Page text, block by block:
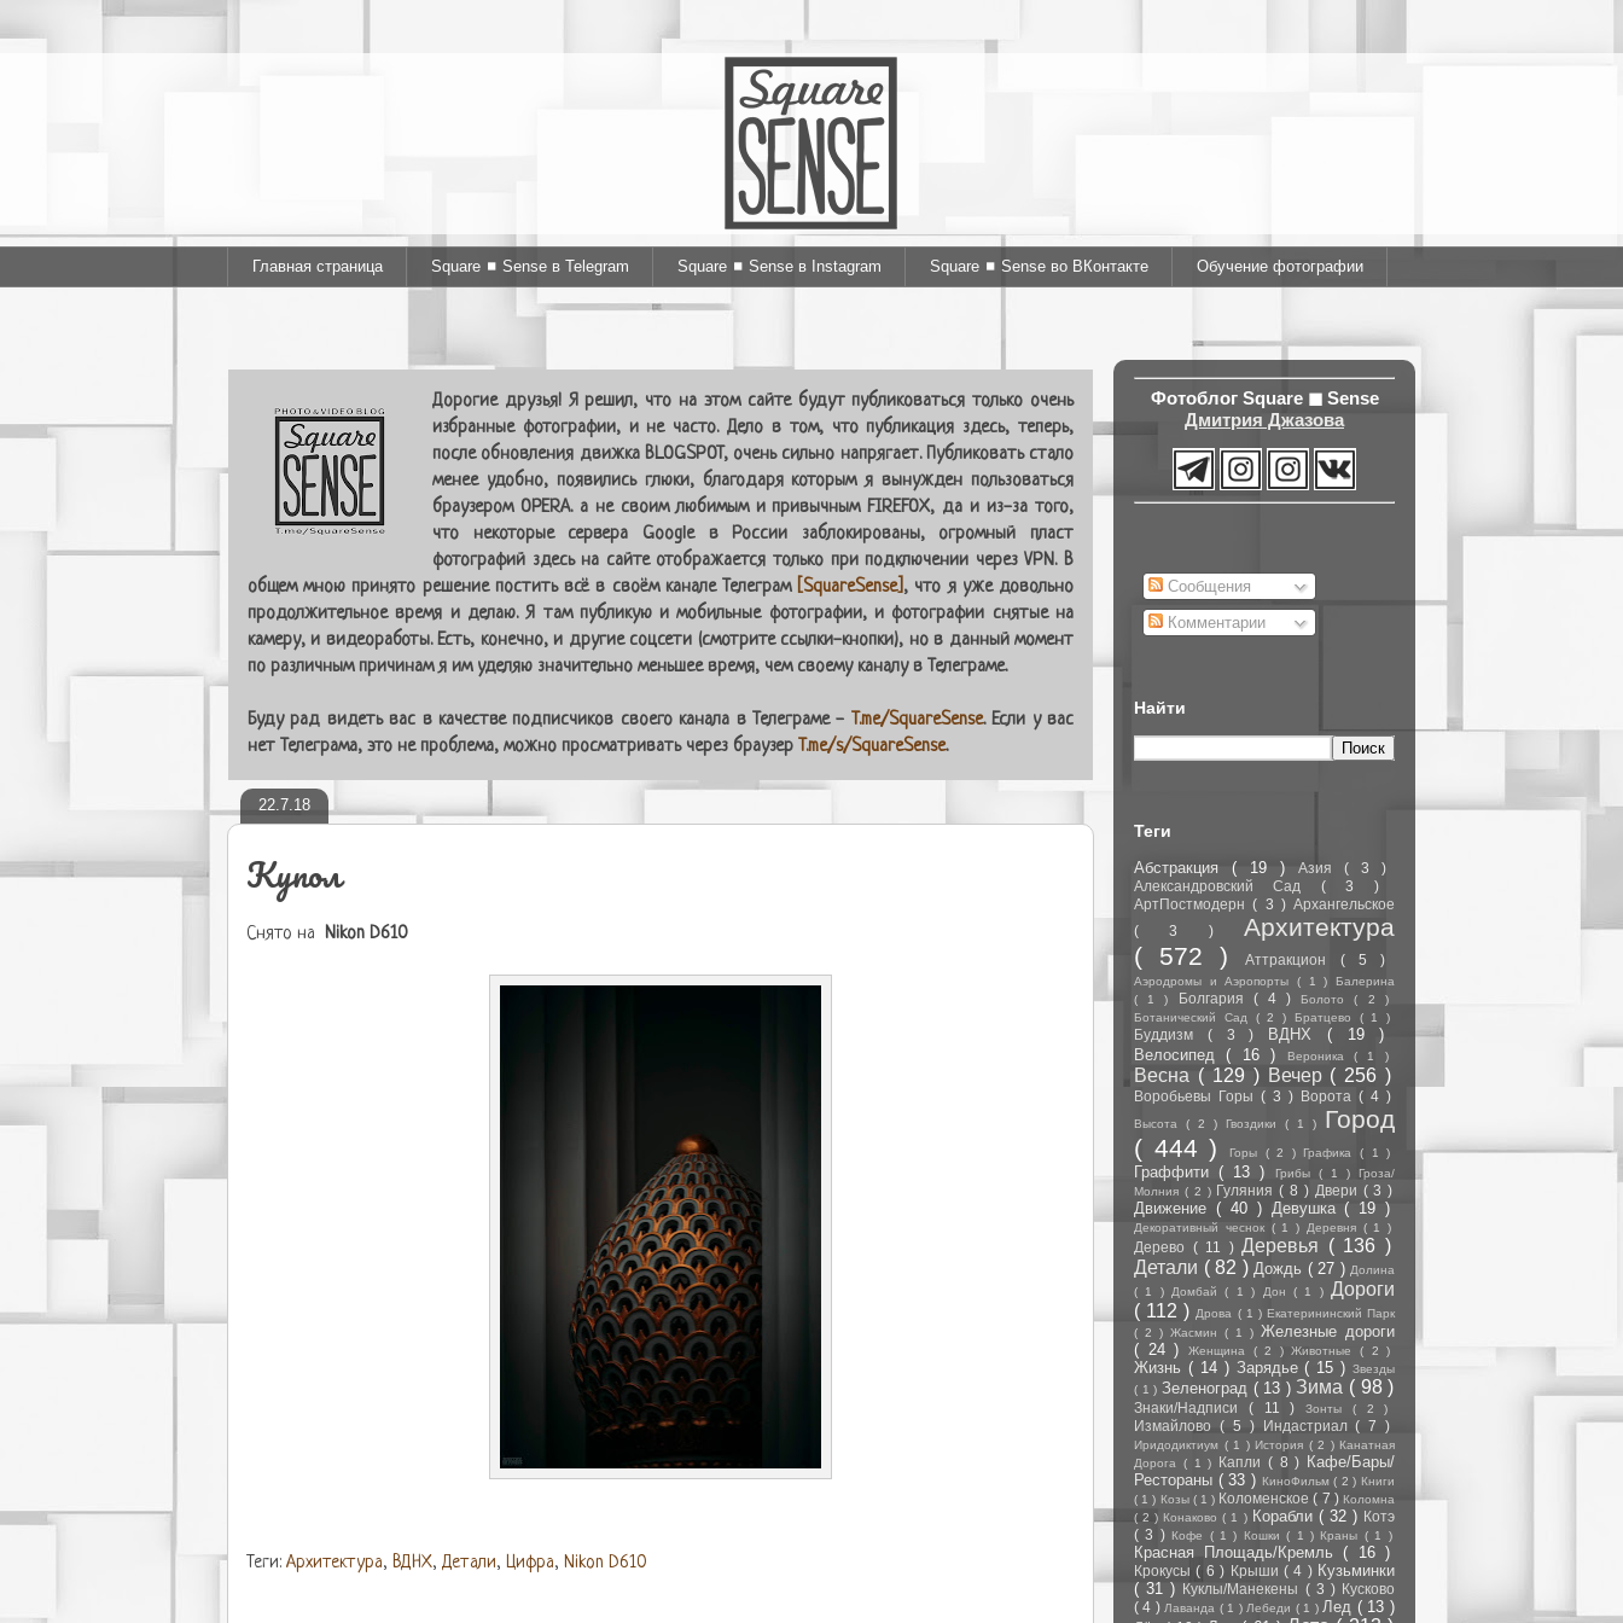
Главная страница Square ◼ Sense в Telegram Square ◼ Sense в Instagram Square ◼ Sense во ВКонтакте Обучение фотографии
Дорогие друзья! Я решил, что на этом сайте будут публиковаться только очень
избранные фотографии, и не часто. Дело в том, что публикация здесь, теперь,
после обновления движка BLOGSPOT, очень сильно напрягает. Публиковать стало
менее удобно, появились глюки, благодаря которым я вынужден пользоваться
браузером OPERA. а не своим любимым и привычным FIREFOX, да и из-за того,
что некоторые сервера Google в России заблокированы, огромный пласт
фотографий здесь на сайте отображается только при подключении через VPN. В
общем мною принято решение постить всё в своём канале Телеграм [SquareSense], что я уже довольно
продолжительное время и делаю. Я там публикую и мобильные фотографии, и фотографии снятые на
камеру, и видеоработы. Есть, конечно, и другие соцсети (смотрите ссылки-кнопки), но в данный момент
по различным причинам я им уделяю значительно меньшее время, чем своему каналу в Телеграме.
Буду рад видеть вас в качестве подписчиков своего канала в Телеграме - T.me/SquareSense. Если у вас
нет Телеграма, это не проблема, можно просматривать через браузер T.me/s/SquareSense.
22.7.18
Купол
Снято на Nikon D610
Теги: Архитектура, ВДНХ, Детали, Цифра, Nikon D610
Фотоблог Square ◼ Sense
Дмитрия Джазова
Сообщения
Комментарии
Найти
Теги
Абстракция ( 19 ) Азия ( 3 )
Александровский Сад ( 3 )
АртПостмодерн( 3 ) Архангельское
( 3 ) Архитектура
( 572 )Аттракцион ( 5 )
Аэродромы и Аэропорты ( 1 ) Балерина
( 1 )
Болгария ( 4 ) Болото( 2 )
Ботанический Сад ( 2 ) Братцево ( 1 )
Буддизм ( 3 ) ВДНХ ( 19 )
Велосипед( 16 ) Вероника ( 1 )
Весна ( 129 ) Вечер ( 256 )
Воробьевы Горы ( 3 ) Ворота ( 4 )
Высота ( 2 ) Гвоздики ( 1 ) Город
( 444 )
Горы ( 2 ) Графика( 1 )
Граффити( 13 ) Грибы ( 1 ) Гроза/
Молния ( 2 ) Гуляния( 8 ) Двери ( 3 )
Движение ( 40 ) Девушка( 19 )
Декоративный чеснок ( 1 ) Деревня ( 1 )
Дерево ( 11 ) Деревья ( 136 )
Детали ( 82 ) Дождь ( 27 ) Долина
( 1 ) Домбай( 1 ) Дон ( 1 )Дороги
( 112 ) Дрова ( 1 ) Екатерининский Парк
( 2 ) Жасмин ( 1 ) Железные дороги
( 24 )
Женщина ( 2 )Животные( 2 )
Жизнь ( 14 ) Зарядье( 15 ) Звезды
( 1 ) Зеленоград ( 13 ) Зима ( 98 )
Знаки/Надписи ( 11 ) Зонты ( 2 )
Измайлово ( 5 ) Индастриал( 7 )
Иридодиктиум ( 1 ) История ( 2 ) Канатная
Дорога ( 1 ) Капли ( 8 )
Кафе/Бары/
Рестораны ( 33 ) КиноФильм( 2 ) Книги
( 1 ) Козы ( 1 ) Коломенское( 7 )Коломна
( 2 ) Конаково( 1 ) Корабли ( 32 ) Котэ
( 3 ) Кофе ( 1 ) Кошки( 1 ) Краны ( 1 )
Красная Площадь/Кремль( 16 )
Крокусы( 6 ) Крыши ( 4 ) Кузьминки
( 31 ) Куклы/Манекены ( 3 ) Кусково
( 4 ) Лаванда ( 1 ) Лебеди ( 1 ) Лед ( 13 )